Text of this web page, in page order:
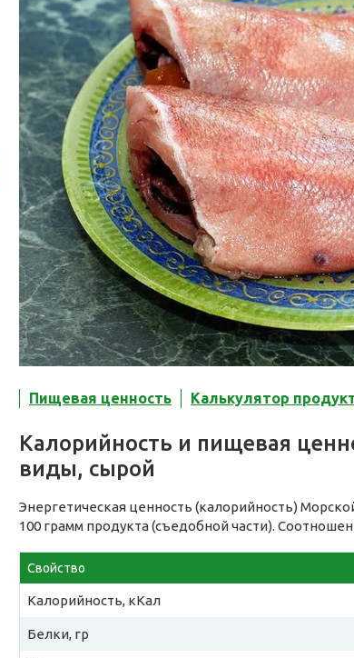
Пищевая ценность Калькулятор
Калорийность и пищевая
виды, сырой
Энергетическая ценность (калорийность)
100 грамм продукта (съедобной части).
Свойство
Калорийность, кКал
Белки, гр